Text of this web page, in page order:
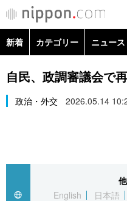
新着 カテゴリー ニュース
政治・外交
経済・ビジネス
社会
文化
自民、政調審議会で
政治・外交 2026.05.14
English
日本語